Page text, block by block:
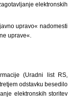
elektronskih
upravo« nadomesti
uprave«.
(Uradni list RS,
odstavku besedilo
elektronskih storitev